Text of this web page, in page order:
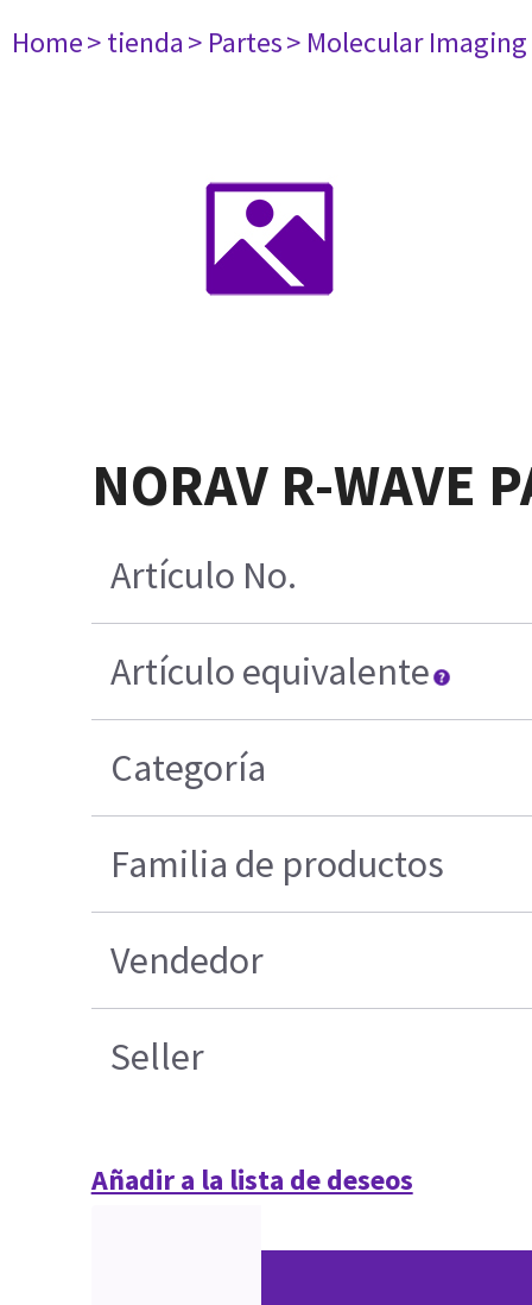
Home> tienda> Partes> Molecular
NORAV R-WAVE
Artículo No.
Artículo equivalente
Categoría
Familia de productos
Vendedor
Seller
Añadir a la lista de deseos